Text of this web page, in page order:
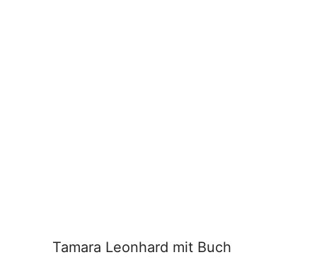
Tamara Leonhard mit Buch